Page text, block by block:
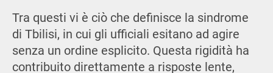
Tra questi vi è ciò che definisce la sindrome
di Tbilisi, in cui gli ufficiali esitano ad agire
senza un ordine esplicito. Questa rigidità ha
contribuito direttamente a risposte lente,